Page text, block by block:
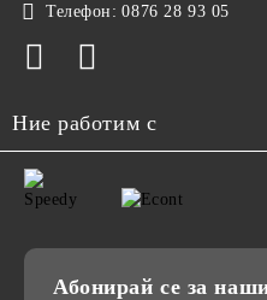
Телефон: 0876 28 93 05
Ние работим с
Абонирай се за